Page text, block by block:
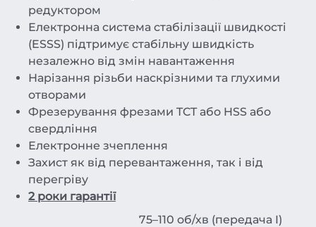
редуктором
Електронна система стабілізації швидкості
(ESSS) підтримує стабільну швидкість
незалежно від змін навантаження
Нарізання різьби наскрізними та глухими
отворами
Фрезерування фрезами TCT або HSS або
свердління
Електронне зчеплення
Захист як від перевантаження, так і від
перегріву
2 роки гарантії
75–110 об/хв (передача I)